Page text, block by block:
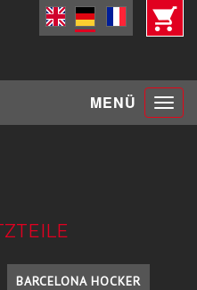
MENÜ Toggle
BARCELONA HOCKER